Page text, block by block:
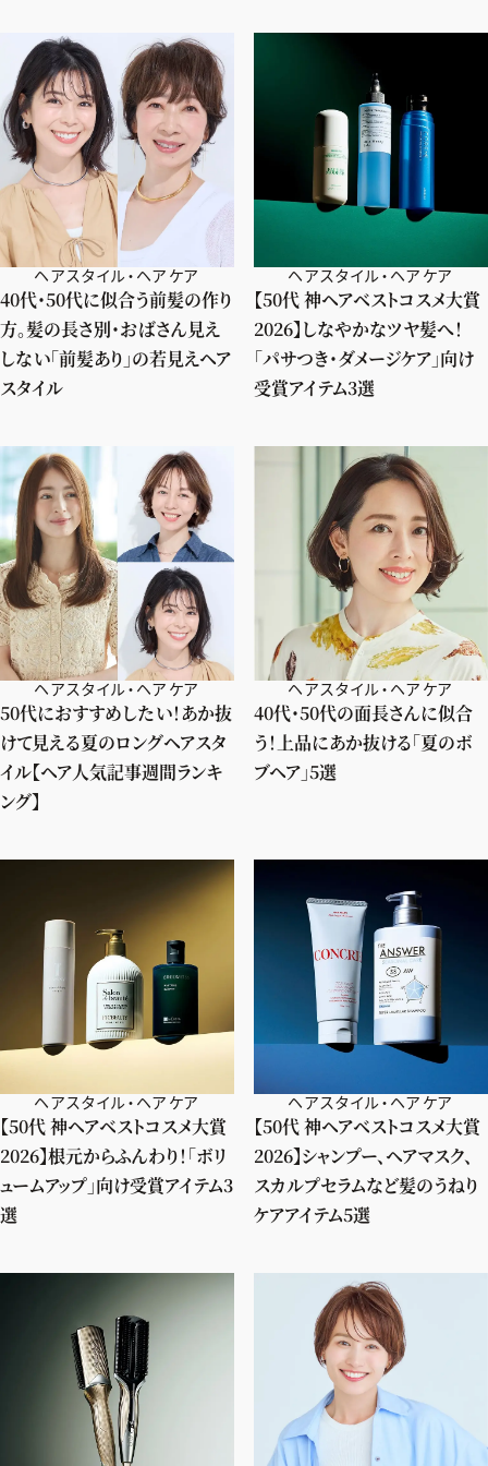
ヘアスタイル・ヘアケア
40代・50代に似合う前髪の作り
方。髪の長さ別・おばさん見え
しない「前髪あり」の若見えヘア
スタイル
ヘアスタイル・ヘアケア
【50代 神ヘアベストコスメ大賞
2026】しなやかなツヤ髪へ！
「パサつき・ダメージケア」向け
受賞アイテム3選
ヘアスタイル・ヘアケア
50代におすすめしたい！あか抜
けて見える夏のロングヘアスタ
イル【ヘア人気記事週間ランキ
ング】
ヘアスタイル・ヘアケア
40代・50代の面長さんに似合
う！上品にあか抜ける「夏のボ
ブヘア」5選
ヘアスタイル・ヘアケア
【50代 神ヘアベストコスメ大賞
2026】根元からふんわり！「ボリ
ュームアップ」向け受賞アイテム3
選
ヘアスタイル・ヘアケア
【50代 神ヘアベストコスメ大賞
2026】シャンプー、ヘアマスク、
スカルプセラムなど髪のうねり
ケアアイテム5選